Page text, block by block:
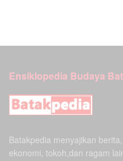
Ensiklopedia Budaya
Batakpedia menyajikan
ekonomi, tokoh,dan ragam